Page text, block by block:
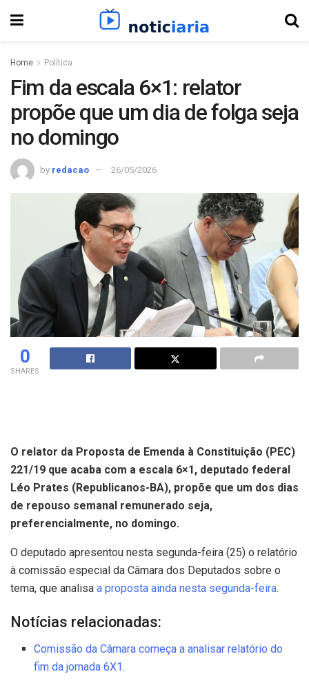
Home Política
Fim da escala 6×1: relator
propõe que um dia de folga seja
no domingo
by redacao 26/05/2026
0
SHARES
O relator da Proposta de Emenda à Constituição (PEC)
221/19 que acaba com a escala 6×1, deputado federal
Léo Prates (Republicanos-BA), propõe que um dos dias
de repouso semanal remunerado seja,
preferencialmente, no domingo.
O deputado apresentou nesta segunda-feira (25) o relatório
à comissão especial da Câmara dos Deputados sobre o
tema, que analisa a proposta ainda nesta segunda-feira.
Notícias relacionadas:
Comissão da Câmara começa a analisar relatório do
fim da jornada 6X1.